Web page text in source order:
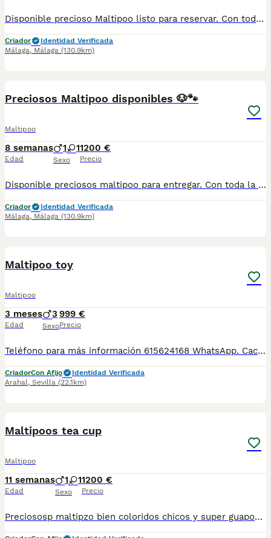
Disponible precioso Maltipoo listo para reservar. Con toda la documentación al día, vacunado,desparasitado y con la cartilla adecuada a su edad. Estamos en Sevilla, también disponemos de transporte. Criados en ambiente familiar súper cariñosos y sociables. Pregunten sin compromiso
Criador
Identidad Verificada
Málaga, Málaga (130.9km)
Preciosos Maltipoo disponibles 🐶🐾
Maltipoo
8 semanas
Edad
1 1
Sexo
1200 €
Precio
Disponible preciosos maltipoo para entregar. Con toda la documentación al día, vacunado,desparasitado y con la cartilla adecuada a su edad. Estamos en Sevilla, también disponemos de transporte. Criados en ambiente familiar súper cariñosos y sociables. Pregunten sin compromiso
Criador
Identidad Verificada
Málaga, Málaga (130.9km)
Maltipoo toy
Maltipoo
3 meses
Edad
3
Sexo
999 €
Precio
Teléfono para más información 615624168 WhatsApp. Cachorros maltipoo solo machos. Nuestra manera de trabajar siempre está basada en una cria y selección responsable respetando en todo momento el bienestar animal y criando a nuestros peques en un ambiente familiar. Se entregan con 60 dias en adelante desparasitados con cartilla y revisión veterinaria. Garantía sanitaria frente enfermedades viricas desde que salen de casa y durante el periodo de incubación. Entregamos en toda España, disponemos de transporte de mascotas legalizado, totalmente acondicionado y siempre bajo la supervision de profesionales.
CriadorCon Afijo
Identidad Verificada
Arahal, Sevilla (22.1km)
Maltipoos tea cup
Maltipoo
11 semanas
Edad
1 1
Sexo
1200 €
Precio
Preciososp maltipzo bien coloridos chicos y super guapos padres de 2 kilos mu7 chioca ...para mas información llámame al 615080706